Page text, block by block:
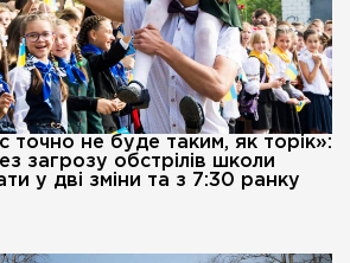
точно не буде таким, як торік»:
загрозу обстрілів школи
у дві зміни та з 7:30 ранку